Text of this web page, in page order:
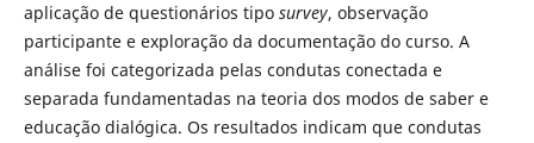
aplicação de questionários tipo survey, observação
participante e exploração da documentação do curso. A
análise foi categorizada pelas condutas conectada e
separada fundamentadas na teoria dos modos de saber e
educação dialógica. Os resultados indicam que condutas